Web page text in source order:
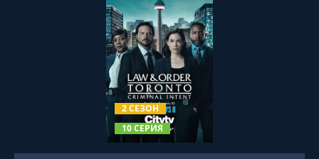
2 СЕЗОН
10 СЕРИЯ
СМОТРЕТЬ ОНЛАЙН